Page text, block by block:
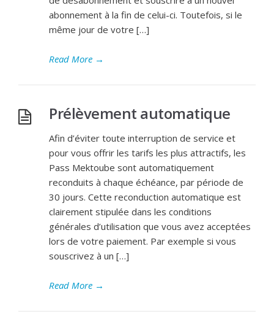
abonnement à la fin de celui-ci. Toutefois, si le
même jour de votre […]
Read More →
Prélèvement automatique
Afin d’éviter toute interruption de service et
pour vous offrir les tarifs les plus attractifs, les
Pass Mektoube sont automatiquement
reconduits à chaque échéance, par période de
30 jours. Cette reconduction automatique est
clairement stipulée dans les conditions
générales d’utilisation que vous avez acceptées
lors de votre paiement. Par exemple si vous
souscrivez à un […]
Read More →